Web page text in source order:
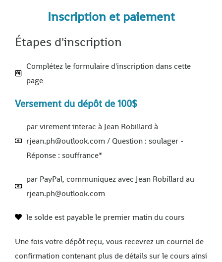
Inscription et paiement
Étapes d'inscription
Complétez le formulaire d'inscription dans cette
page
Versement du dépôt de 100$
par virement interac à Jean Robillard à
rjean.ph@outlook.com / Question : soulager -
Réponse : souffrance*
par PayPal, communiquez avec Jean Robillard au
rjean.ph@outlook.com
le solde est payable le premier matin du cours
Une fois votre dépôt reçu, vous recevrez un courriel de
confirmation contenant plus de détails sur le cours ainsi